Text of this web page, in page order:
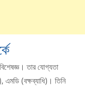
তার যোগ্যতা
এমডি (বক্ষব্যাধি)। তিনি